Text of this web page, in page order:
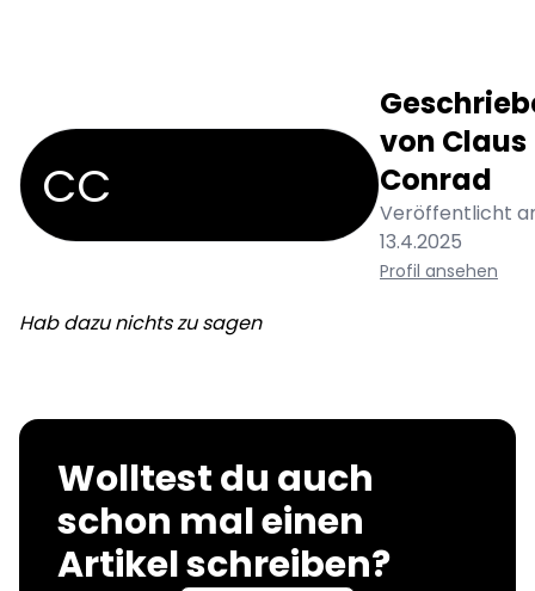
CC
von Claus
Conrad
Veröffentlicht
13.4.2025
Profil ansehen
Hab dazu nichts zu sagen
Wolltest du auch
schon mal einen
Artikel schreiben?